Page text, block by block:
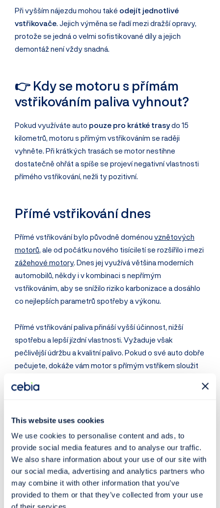
This website uses cookies
We use cookies to personalise content and ads, to
provide social media features and to analyse our traffic.
We also share information about your use of our site with
our social media, advertising and analytics partners who
may combine it with other information that you’ve
provided to them or that they’ve collected from your use
Při vyšším nájezdu mohou také odejít jednotlivé
vstřikovače. Jejich výměna se řadí mezi dražší opravy,
protože se jedná o velmi sofistikované díly a jejich
demontáž není vždy snadná.
👉 Kdy se motoru s přímám
vstřikováním paliva vyhnout?
Pokud využíváte auto pouze pro krátké trasydo 15
kilometrů, motoru s přímým vstřikováním se raději
vyhněte. Při krátkých trasách se motor nestihne
dostatečně ohřát a spíše se projeví negativní vlastnosti
přímého vstřikování, nežli ty pozitivní.
Přímé vstřikování dnes
Přímé vstřikování bylo původně doménou vznětových
motorů, ale od počátku nového tisíciletí se rozšířilo i mezi
zážehové motory. Dnes jej využívá většina moderních
automobilů, někdy i v kombinaci s nepřímým
vstřikováním, aby se snížilo riziko karbonizace a dosáhlo
co nejlepších parametrů spotřeby a výkonu.
Přímé vstřikování paliva přináší vyšší účinnost, nižší
spotřebu a lepší jízdní vlastnosti. Vyžaduje však
pečlivější údržbu a kvalitní palivo. Pokud o své auto dobře
pečujete, dokáže vám motor s přímým vstřikem sloužit
Kupujete ojeté auto s přímým
vstřikováním? 🔍 Prověřte si
jeho historii!
Kontrolu historie jakéhokoliv auta provedete jednoduše v
největší databázi záznamů ojetých vozidel v
Evropěna webu Cebia.com.